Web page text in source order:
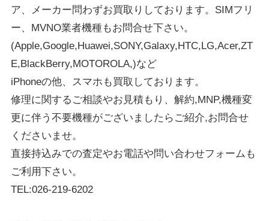
ア、メーカー問わずお買取りしております。SIMフリ
ー、MVNO業者機種もお問合せ下さい。
(Apple,Google,Huawei,SONY,Galaxy,HTC,LG,Acer,ZT
E,BlackBerry,MOTOROLA,)など
iPhoneの他、スマホも買取しております。
修理に関するご相談やお見積もり、解約,MNP,機種変
更に伴う不要機種がございましたらご紹介,お問合せ
くださいませ。
直接持込みでの査定やお電話や問い合わせフォームも
ご利用下さい。
TEL:026-219-6202